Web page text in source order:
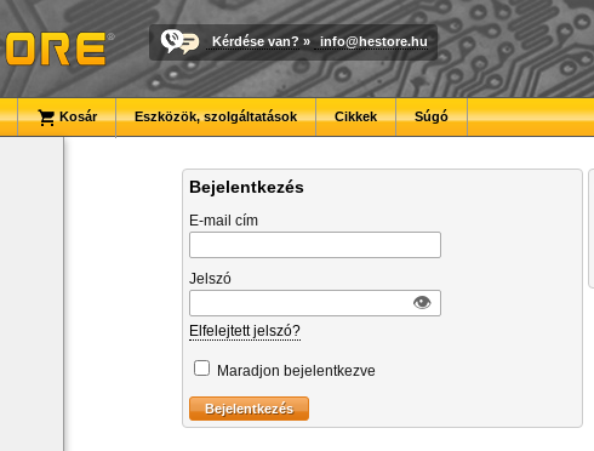
Kérdése van? » info@hestore.hu
Kosár Eszközök, szolgáltatások Cikkek Súgó
Bejelentkezés
E-mail cím
Jelszó
👁︎
Elfelejtett jelszó?
Maradjon bejelentkezve